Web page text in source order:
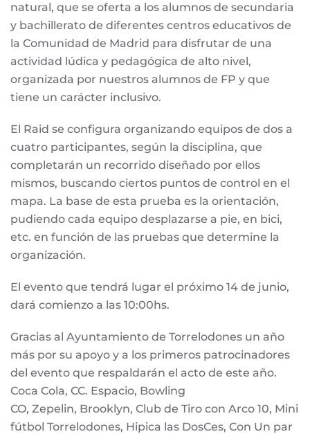
natural, que se oferta a los alumnos de secundaria
y bachillerato de diferentes centros educativos de
la Comunidad de Madrid para disfrutar de una
actividad lúdica y pedagógica de alto nivel,
organizada por nuestros alumnos de FP y que
tiene un carácter inclusivo.
El Raid se configura organizando equipos de dos a
cuatro participantes, según la disciplina, que
completarán un recorrido diseñado por ellos
mismos, buscando ciertos puntos de control en el
mapa. La base de esta prueba es la orientación,
pudiendo cada equipo desplazarse a pie, en bici,
etc. en función de las pruebas que determine la
organización.
El evento que tendrá lugar el próximo 14 de junio,
dará comienzo a las 10:00hs.
Gracias al Ayuntamiento de Torrelodones un año
más por su apoyo y a los primeros patrocinadores
del evento que respaldarán el acto de este año.
Coca Cola, CC. Espacio, Bowling
CO, Zepelin, Brooklyn, Club de Tiro con Arco 10, Mini
fútbol Torrelodones, Hipica las DosCes, Con Un par